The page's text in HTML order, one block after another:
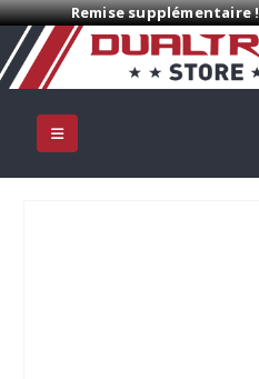
Remise supplémentaire